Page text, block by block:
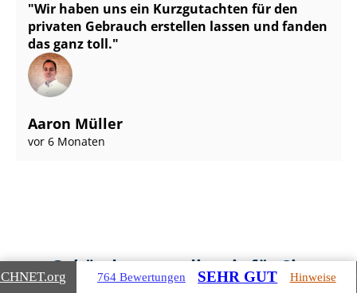
Wir haben uns ein Kurzgutachten für den
privaten Gebrauch erstellen lassen und fanden
das ganz toll.
Aaron Müller
vor 6 Monaten
Gebäudearten, die wir für Sie
.org 764 Bewertungen SEHR GUT Hinweise